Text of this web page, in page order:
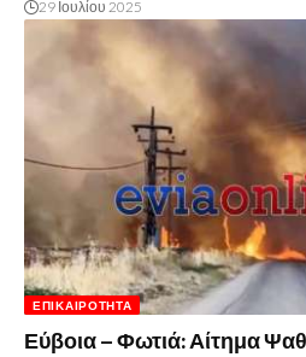
29 Ιουλίου 2025
ΕΠΙΚΑΙΡΌΤΗΤΑ
Εύβοια – Φωτιά: Αίτημα